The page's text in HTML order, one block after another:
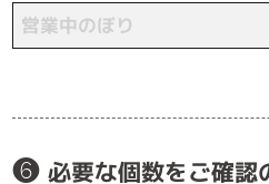
❻ 必要な個数をご確認